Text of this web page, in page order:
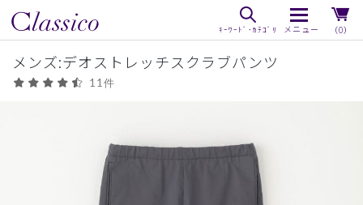
（0）
メンズ:デオストレッチスクラブパンツ
11件